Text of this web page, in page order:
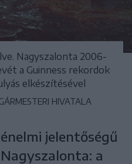
Nagyszalonta 2006-
a Guinness rekordok
elkészítésével
HIVATALA
jelentőségű
a